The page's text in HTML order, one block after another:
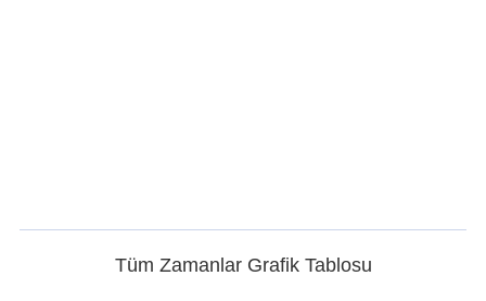
Tüm Zamanlar Grafik Tablosu